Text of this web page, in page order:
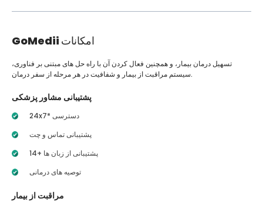
GoMedii امکانات
تسهیل درمان بیمار، و همچنین فعال کردن آن با راه حل های مبتنی بر فناوری،
سیستم مراقبت از بیمار و شفافیت در هر مرحله از سفر درمان.
پشتیبانی مشاور پزشکی
24x7* دسترسی
پشتیبانی تماس و چت
14+ پشتیبانی از زبان ها
توصیه های درمانی
مراقبت از بیمار